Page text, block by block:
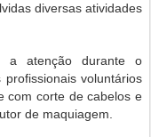
diversas atividades
a atenção durante o
voluntários
com corte de cabelos e
de maquiagem.